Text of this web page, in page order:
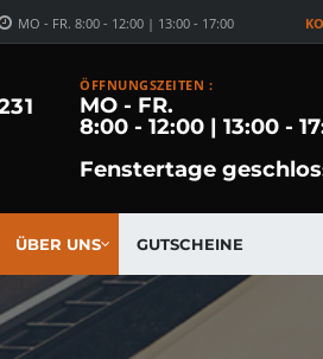
MO - FR. 8:00 - 12:00 | 13:00 - 17:00
ÖFFNUNGSZEITEN :
MO - FR.
8:00 - 12:00 | 13:00 -
Fenstertage
ÜBER UNS GUTSCHEINE